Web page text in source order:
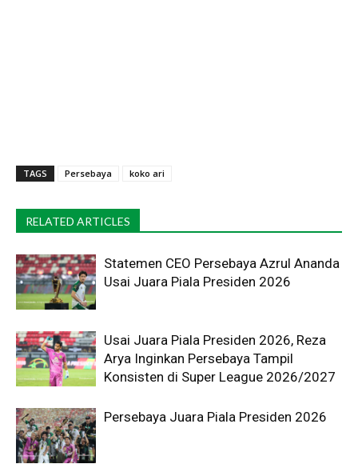
TAGS Persebaya koko ari
RELATED ARTICLES
Statemen CEO Persebaya Azrul Ananda
Usai Juara Piala Presiden 2026
Usai Juara Piala Presiden 2026, Reza
Arya Inginkan Persebaya Tampil
Konsisten di Super League 2026/2027
Persebaya Juara Piala Presiden 2026